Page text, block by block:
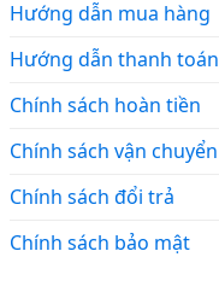
Hướng dẫn mua hàng
Hướng dẫn thanh toán
Chính sách hoàn tiền
Chính sách vận chuyển
Chính sách đổi trả
Chính sách bảo mật